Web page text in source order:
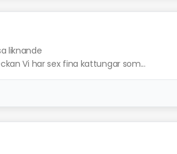
liknande
Vi har sex fina kattungar som...